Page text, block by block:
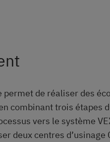
permet de réaliser des
combinant trois étapes
vers le système
deux centres d’usinage